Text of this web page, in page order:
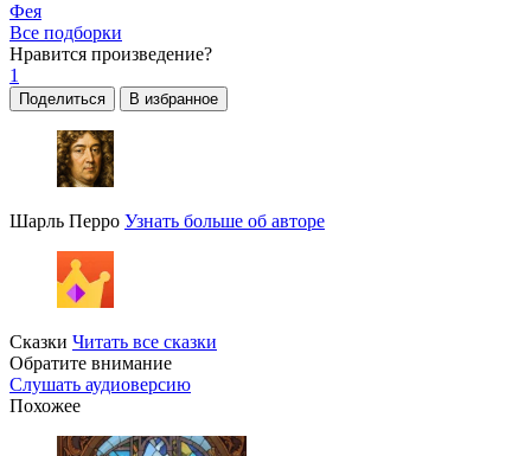
Фея
Все подборки
Нравится произведение?
1
Поделиться В избранное
Шарль Перро Узнать больше об авторе
Сказки Читать все сказки
Обратите внимание
Слушать аудиоверсию
Похожее